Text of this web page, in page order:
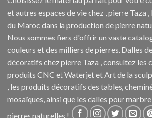
et autres espaces de vie chez , pierre Taza
du Maroc dans la production de pierre
Nous sommes fiers d'offrir un vaste
couleurs et des milliers de pierres. Dalles
décoratifs chez pierre Taza , consultez les
produits CNC et Waterjet et Art de la
, les produits décoratifs des tables,
mosaïques, ainsi que les dalles pour
pierres naturelles !